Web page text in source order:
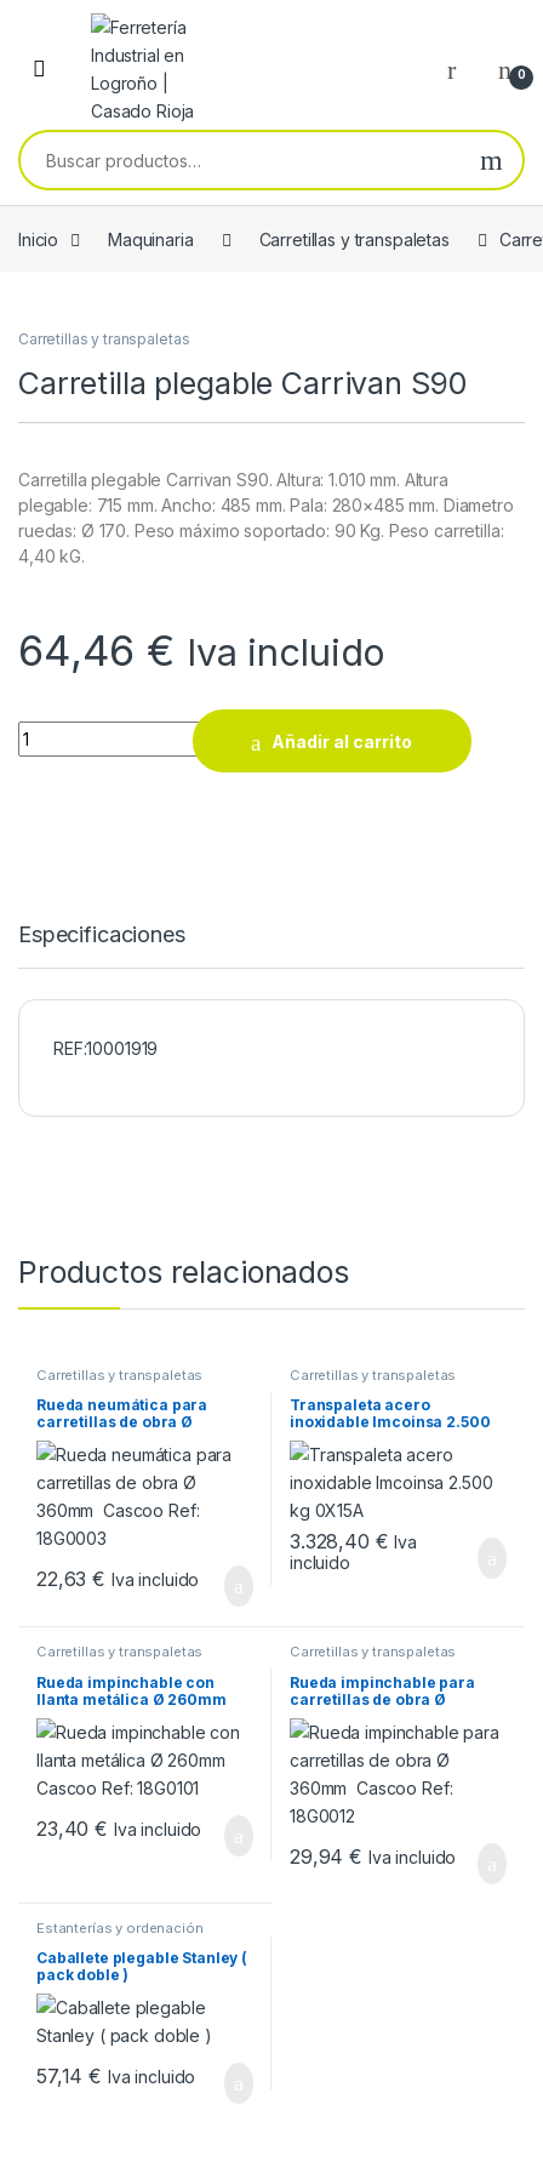
Skip to navigation
Skip to content
0
Buscar por:
Inicio Maquinaria Carretillas y transpaletas
Carretillas y transpaletas
Carretilla plegable Carrivan S90
Carretilla plegable Carrivan S90. Altura: 1.010 mm. Altura
plegable: 715 mm. Ancho: 485 mm. Pala: 280×485 mm. Diametro
ruedas: Ø 170. Peso máximo soportado: 90 Kg. Peso carretilla:
4,40 kG.
64,46 € Iva incluido
Carretilla plegable Carrivan S90 quantity
Añadir al carrito
Especificaciones
REF:10001919
Productos relacionados
Carretillas y transpaletas
Rueda neumática para
carretillas de obra Ø
360mm Cascoo Ref:
18G0003
22,63€ Iva incluido
Carretillas y transpaletas
Transpaleta acero
inoxidable Imcoinsa 2.500
kg 0X15A
3.328,40 € Iva
incluido
Carretillas y transpaletas
Rueda impinchable con
llanta metálica Ø 260mm
Cascoo Ref: 18G0101
23,40€ Iva incluido
Carretillas y transpaletas
Rueda impinchable para
carretillas de obra Ø
360mm Cascoo Ref:
18G0012
29,94€ Iva incluido
Estanterías y ordenación
Caballete plegable Stanley (
pack doble )
57,14€ Iva incluido